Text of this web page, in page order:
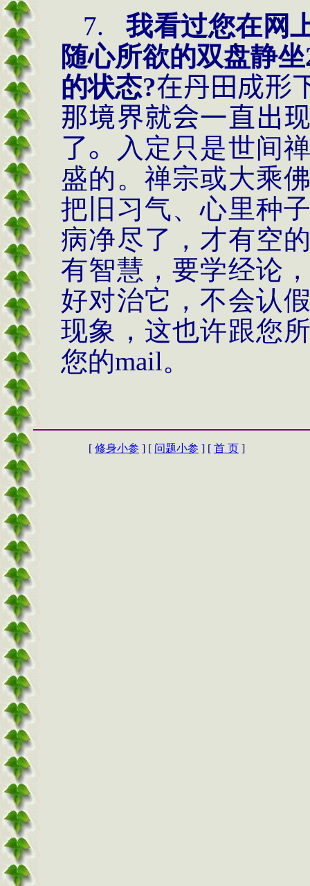
7.
我看过您在网
随心所欲的双盘静坐
的状态?在丹田成形
那境界就会一直出
了。
入定只是世间
盛的。禅宗或大乘
把旧习气、心里种
病净尽了，才有空
有智慧，要学经论
好对治它，不会认
现象，这也许跟您
您的mail。
[ 修身小参 ] [ 问题小参 ] [ 首 页 ]